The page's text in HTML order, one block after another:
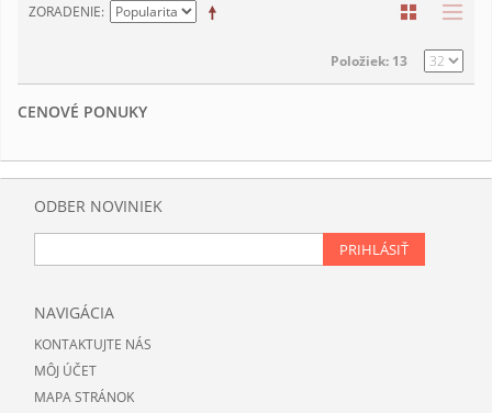
ZORADENIE
Položiek: 13
CENOVÉ PONUKY
ODBER NOVINIEK
PRIHLÁSIŤ
NAVIGÁCIA
KONTAKTUJTE NÁS
MÔJ ÚČET
MAPA STRÁNOK